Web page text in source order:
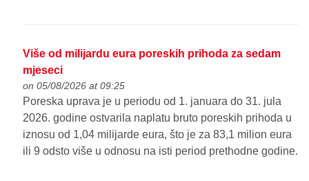
Više od milijardu eura poreskih prihoda za sedam
mjeseci
on 05/08/2026 at 09:25
Poreska uprava je u periodu od 1. januara do 31. jula
2026. godine ostvarila naplatu bruto poreskih prihoda u
iznosu od 1,04 milijarde eura, što je za 83,1 milion eura
ili 9 odsto više u odnosu na isti period prethodne godine.